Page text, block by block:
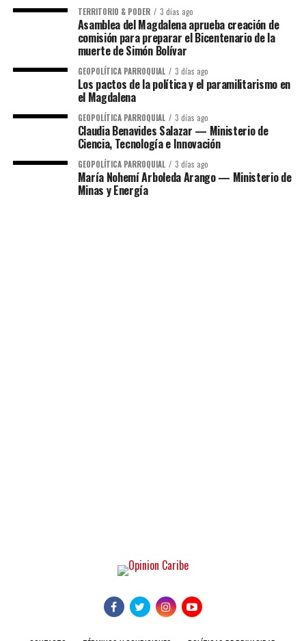
TERRITORIO & PODER 3 días ago
Asamblea del Magdalena aprueba creación de
comisión para preparar el Bicentenario de la
muerte de Simón Bolívar
GEOPOLÍTICA PARROQUIAL 3 días ago
Los pactos de la política y el paramilitarismo en
el Magdalena
GEOPOLÍTICA PARROQUIAL 3 días ago
Claudia Benavides Salazar — Ministerio de
Ciencia, Tecnología e Innovación
GEOPOLÍTICA PARROQUIAL 3 días ago
María Nohemí Arboleda Arango — Ministerio de
Minas y Energía